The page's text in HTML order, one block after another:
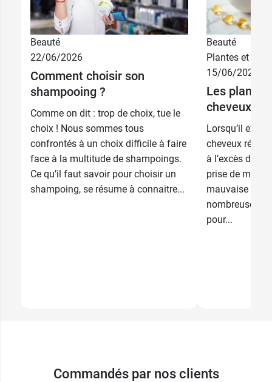
13,99 €
7,99 €
Beauté
22/06/2026
Comment choisir son
shampooing ?
Comme on dit : trop de choix, tue le
choix ! Nous sommes tous
confrontés à un choix difficile à faire
face à la multitude de shampoings.
Ce qu’il faut savoir pour choisir un
shampoing, se résume à connaitre...
Beauté
Plantes et
15/06/2026
Les
cheveux
Lorsqu’il
cheveux
à l’excès de
prise de
mauvaise
nombreuses
pour...
Commandés par nos clients